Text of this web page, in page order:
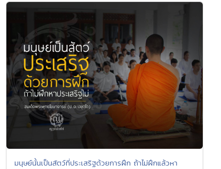
มนุษย์นั้นเป็นสัตว์ที่ประเสริฐด้วยการฝึก ถ้าไม่ฝึกแล้วหา